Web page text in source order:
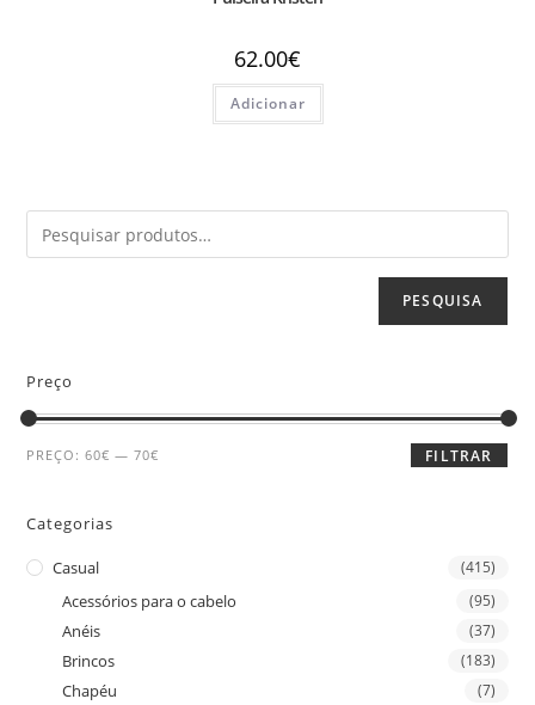
62.00€
Adicionar
PESQUISA
Preço
FILTRAR
PREÇO:60€ —70€
Categorias
Casual (415)
Acessórios para o cabelo (95)
Anéis (37)
Brincos (183)
Chapéu (7)